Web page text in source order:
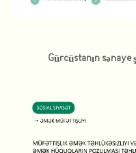
Gürcüstanın